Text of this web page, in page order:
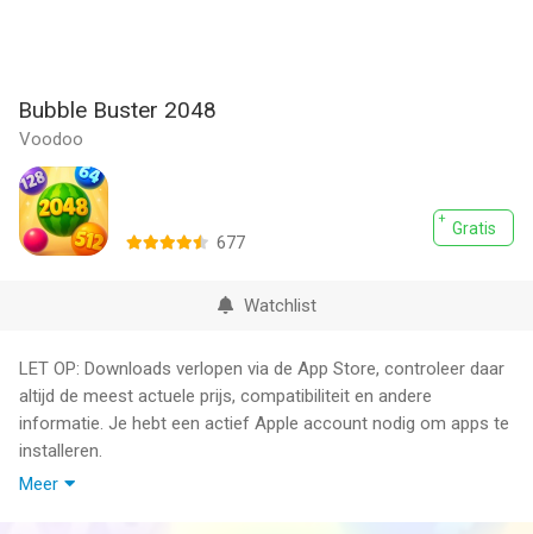
Bubble Buster 2048
Voodoo
Gratis
677
Watchlist
LET OP: Downloads verlopen via de App Store, controleer daar
altijd de meest actuele prijs, compatibiliteit en andere
informatie. Je hebt een actief Apple account nodig om apps te
installeren.
Meer